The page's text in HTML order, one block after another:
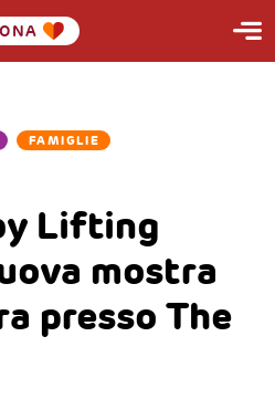
FAMIGLIE
Lifting
mostra
presso The